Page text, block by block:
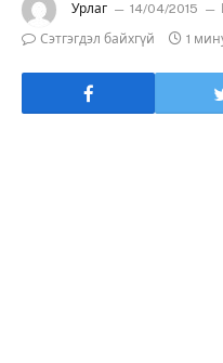
Урлаг 14/04/2015
Сэтгэгдэл байхгүй
1